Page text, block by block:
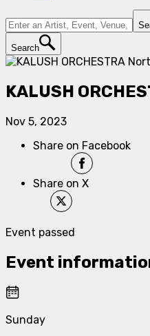
Search
KALUSH
Nov 5, 2023
Share on Facebook
Share on X
Event passed
Event
Sunday